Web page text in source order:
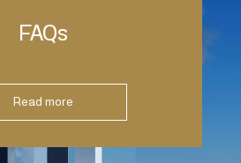
FAQs
Read more